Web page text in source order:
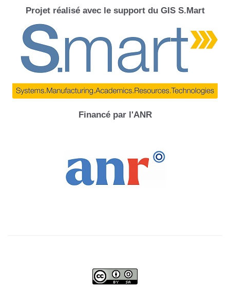
Projet réalisé avec le support du GIS S.Mart
Financé par l'ANR